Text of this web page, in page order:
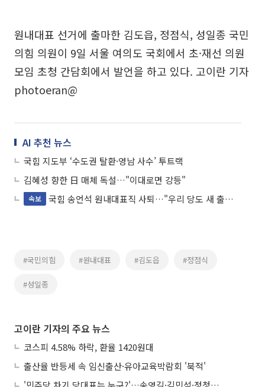
원내대표 선거에 출마한 김도읍, 정점식, 성일종 국민
의힘 의원이 9일 서울 여의도 국회에서 초·재선 의원
모임 초청 간담회에서 발언을 하고 있다. 고이란 기자
photoeran@
AI 추천 뉴스
국힘 지도부 ‘수도권 탈환·영남 사수’ 투트랙
김혜성 향한 日 매체 독설…"이대로면 강등"
속보 국힘 송언석 원내대표직 사퇴…"우리 당도 새 출발 필요"
#국민의힘 #원내대표 #김도읍 #정점식
#성일종
고이란 기자의 주요 뉴스
코스피 4.58% 하락, 환율 1420원대
출산율 반등세 속 임신출산·유아교육박람회 '북적'